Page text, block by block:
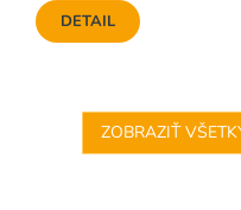
DETAIL
ZOBRAZIŤ